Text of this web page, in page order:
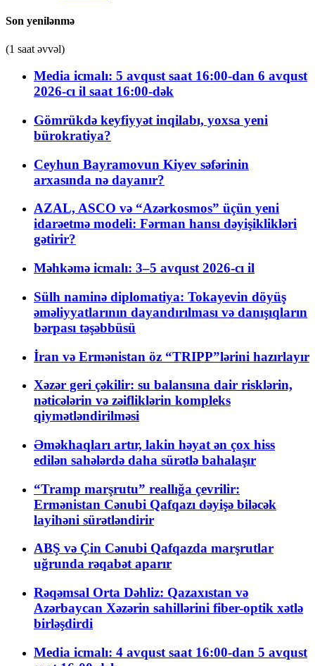
Son yenilənmə
(1 saat əvvəl)
Media icmalı: 5 avqust saat 16:00-dan 6 avqust
2026-cı il saat 16:00-dək
Gömrükdə keyfiyyət inqilabı, yoxsa yeni
bürokratiya?
Ceyhun Bayramovun Kiyev səfərinin
arxasında nə dayanır?
AZAL, ASCO və “Azərkosmos” üçün yeni
idarəetmə modeli: Fərman hansı dəyişiklikləri
gətirir?
Məhkəmə icmalı: 3–5 avqust 2026-cı il
Sülh naminə diplomatiya: Tokayevin döyüş
əməliyyatlarının dayandırılması və danışıqların
bərpası təşəbbüsü
İran və Ermənistan öz “TRIPP”lərini hazırlayır
Xəzər geri çəkilir: su balansına dair risklərin,
nəticələrin və zəifliklərin kompleks
qiymətləndirilməsi
Əməkhaqları artır, lakin həyat ən çox hiss
edilən sahələrdə daha sürətlə bahalaşır
“Tramp marşrutu” reallığa çevrilir:
Ermənistan Cənubi Qafqazı dəyişə biləcək
layihəni sürətləndirir
ABŞ və Çin Cənubi Qafqazda marşrutlar
uğrunda rəqabət aparır
Rəqəmsal Orta Dəhliz: Qazaxıstan və
Azərbaycan Xəzərin sahillərini fiber-optik xətlə
birləşdirdi
Media icmalı: 4 avqust saat 16:00-dan 5 avqust